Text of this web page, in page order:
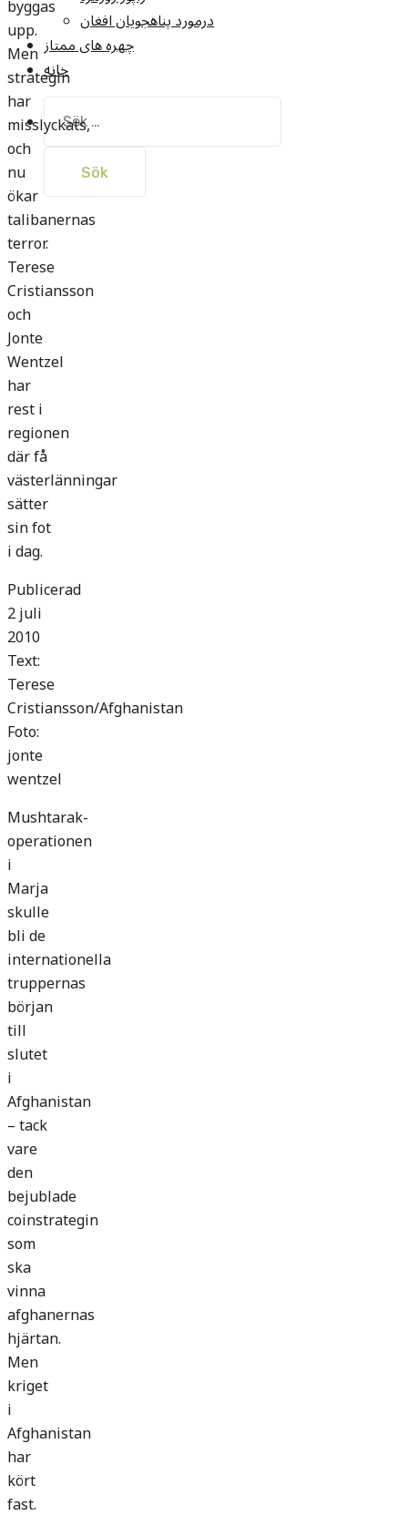
درمورد پناهجويان افغان
چهره های ممتاز
خانه
efter:
byggas
upp.
Men
strategin
har
misslyckats,
och
nu
ökar
talibanernas
terror.
Terese
Cristiansson
och
Jonte
Wentzel
har
rest i
regionen
där få
västerlänningar
sätter
sin fot
i dag.
Publicerad
2 juli
2010
Text:
Terese
Cristiansson/Afghanistan
Foto:
jonte
wentzel
Mushtarak-
operationen
i
Marja
skulle
bli de
internationella
truppernas
början
till
slutet
i
Afghanistan
– tack
vare
den
bejublade
coinstrategin
som
ska
vinna
afghanernas
hjärtan.
Men
kriget
i
Afghanistan
har
kört
fast.